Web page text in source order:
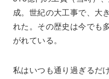
成。世紀の大工事で、大
れた。その歴史は今でも
がれている。
私はいつも通り過ぎるだ